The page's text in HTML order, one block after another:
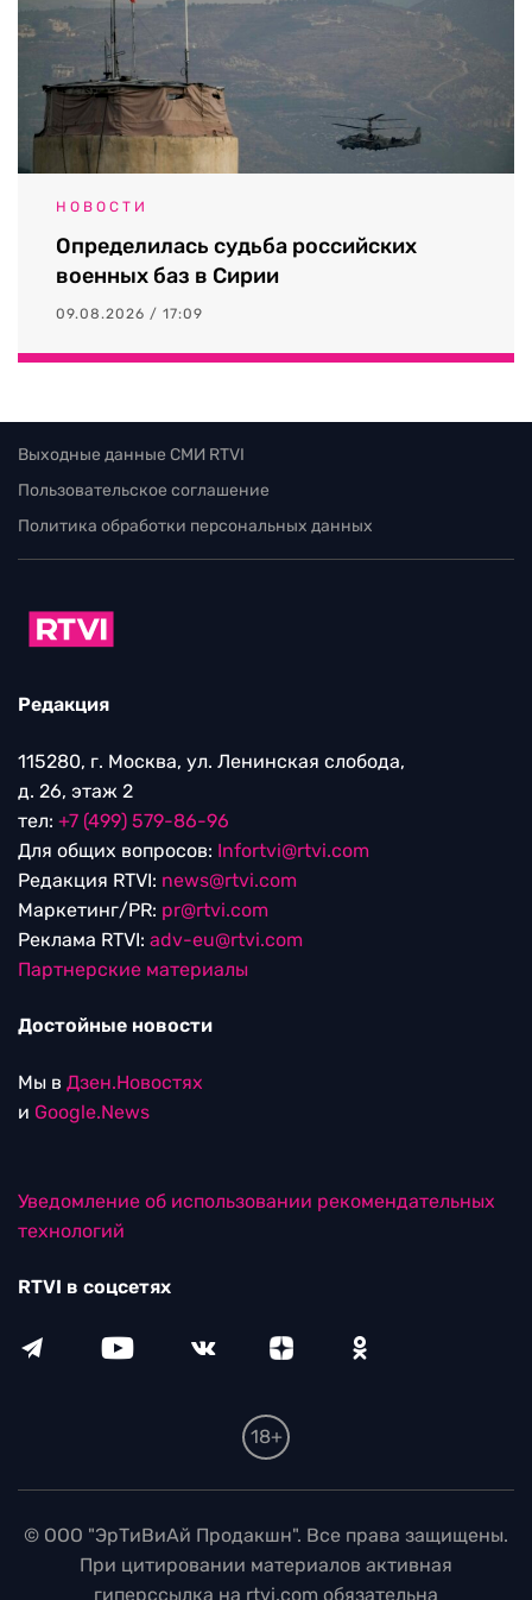
НОВОСТИ
Определилась судьба российских
военных баз в Сирии
09.08.2026 / 17:09
Выходные данные СМИ RTVI
Пользовательское соглашение
Политика обработки персональных данных
Редакция
115280, г. Москва, ул. Ленинская слобода,
д. 26, этаж 2
тел: +7 (499) 579-86-96
Для общих вопросов: Infortvi@rtvi.com
Редакция RTVI: news@rtvi.com
Маркетинг/PR: pr@rtvi.com
Реклама RTVI: adv-eu@rtvi.com
Партнерские материалы
Достойные новости
Мы в Дзен.Новостях
и Google.News
Уведомление об использовании рекомендательных
технологий
RTVI в соцсетях
18+
© ООО "ЭрТиВиАй Продакшн". Все права защищены.
При цитировании материалов активная
гиперссылка на rtvi.com обязательна